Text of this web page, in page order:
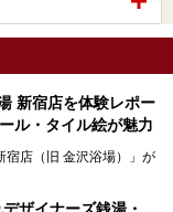
新宿店を体験レポー
ル・タイル絵が魅力
店（旧 金沢浴場）」が
はそのまま、昔からここ
ザイナーズ銭湯・